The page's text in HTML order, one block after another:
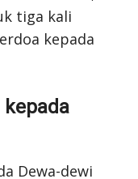
tiga kali
kepada
kepada
Dewa-dewi